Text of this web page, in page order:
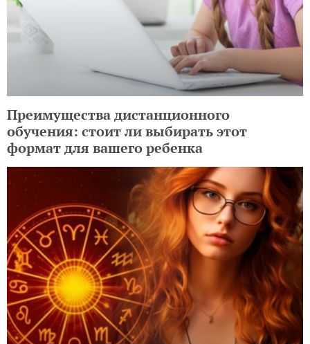
Преимущества дистанционного
обучения: стоит ли выбирать этот
формат для вашего ребенка